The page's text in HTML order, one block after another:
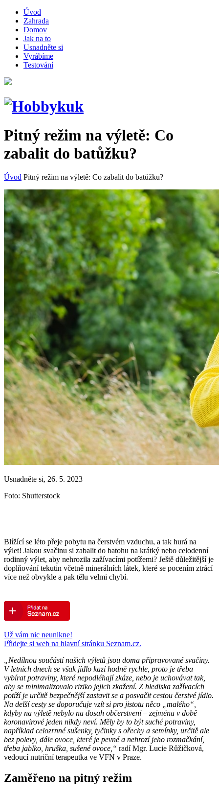
Úvod
Zahrada
Domov
Jak na to
Usnadněte si
Vyrábíme
Testování
Pitný režim na výletě: Co
zabalit do batůžku?
Úvod Pitný režim na výletě: Co zabalit do batůžku?
Usnadněte si, 26. 5. 2023
Foto: Shutterstock
Blížící se léto přeje pobytu na čerstvém vzduchu, a tak hurá na
výlet! Jakou svačinu si zabalit do batohu na krátký nebo celodenní
rodinný výlet, aby nehrozila zažívacími potížemi? Ještě důležitější je
doplňování tekutin včetně minerálních látek, které se pocením ztrácí
více než obvykle a pak tělu velmi chybí.
Už vám nic neunikne!
Přidejte si web na hlavní stránku Seznam.cz.
„Nedílnou součástí našich výletů jsou doma připravované svačiny.
V letních dnech se však jídlo kazí hodně rychle, proto je třeba
vybírat potraviny, které nepodléhají zkáze, nebo je uchovávat tak,
aby se minimalizovalo riziko jejich zkažení. Z hlediska zažívacích
potíží je určitě bezpečnější zastavit se a posvačit cestou čerstvé jídlo.
Na delší cesty se doporučuje vzít si pro jistotu něco „malého“,
kdyby na výletě nebylo na dosah občerstvení – zejména v době
koronavirové jeden nikdy neví. Měly by to být suché potraviny,
například celozrnné sušenky, tyčinky s ořechy a semínky, určitě ale
bez polevy, dále ovoce, které je pevné a nehrozí jeho rozmačkání,
třeba jablko, hruška, sušené ovoce,“ radí Mgr. Lucie Růžičková,
vedoucí nutriční terapeutka ve VFN v Praze.
Zaměřeno na pitný režim